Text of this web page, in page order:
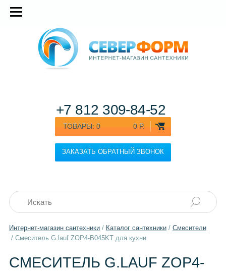
ТОВАРЫ: 0 0 Р.
ЗАКАЗАТЬ ОБРАТНЫЙ ЗВОНОК
+7 812 309-84-52
Интернет-магазин сантехники/ Каталог сантехники/ Смесители
/ Смеситель G.lauf ZOP4-B045KT для кухни
СМЕСИТЕЛЬ G.LAUF ZOP4-